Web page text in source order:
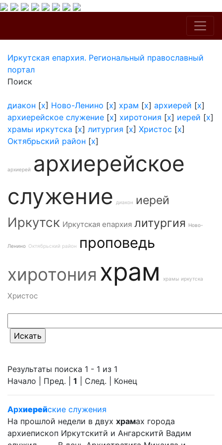
Иркутская епархия. Региональный православный
портал
Поиск
диакон [x] Ново-Ленино [x] храм [x] архиерей [x]
архиерейское служение [x] хиротония [x] иерей [x]
храмы иркутска [x] литургия [x] Христос [x]
Октябрьский район [x]
архиерей
архиерейское
служение
диакон иерей
Иркутск Иркутская епархия литургия Ново-
Ленино Октябрьский район проповедь
хиротония храм храмы иркутска
Христос
Результаты поиска 1 - 1 из 1
Начало | Пред. | 1 | След. | Конец
Архиерейские служения
На прошлой недели в двух храмах города
архиепископ Иркутскитй и Ангарскитй Вадим